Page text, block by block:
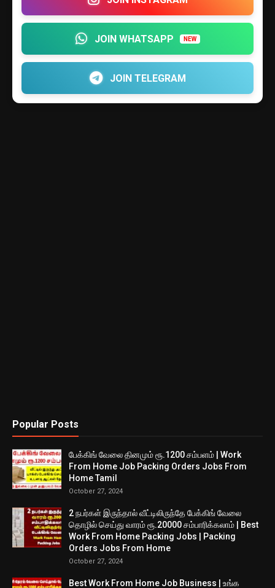
JOIN WHATSAPP NEW
JOIN TELEGRAM
Popular Posts
பேக்கிங் வேலை தினமும் ரூ.1200 சம்பளம் | Work
From Home Job Packing Orders Jobs From
Home Tamil
October 27, 2024
2 நபர்கள் இருந்தால் வீட்டிலிருந்தே பேக்கிங் வேலை
தொழில் செய்து வாரம் ரூ.20000 சம்பாரிக்கலாம் | Best
Work From Home Packing Jobs | Packing
Orders Jobs From Home
October 27, 2024
Best Work From Home Job Business | உங்க